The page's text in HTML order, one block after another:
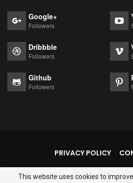
Google+
Followers
Dribbble
Followers
Github
Followers
PRIVACY POLICY
© 2026 - Thejantarmantar. All
This website uses cookies to improve